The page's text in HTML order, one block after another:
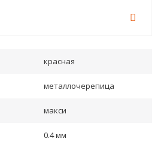
красная
металлочерепица
макси
0.4 мм